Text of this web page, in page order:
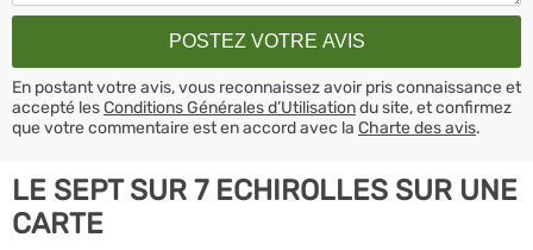
En postant votre avis, vous reconnaissez avoir pris connaissance et
accepté lesConditions Générales d’Utilisationdu site, et confirmez
que votre commentaire est en accord avec la Charte des avis.
LE SEPT SUR 7 ECHIROLLES SUR UNE
CARTE